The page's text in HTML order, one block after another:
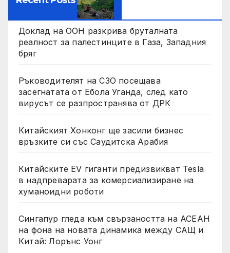
Доклад на ООН разкрива бруталната
реалност за палестинците в Газа, Западния
бряг
Ръководителят на СЗО посещава
засегнатата от Ебола Уганда, след като
вирусът се разпространява от ДРК
Китайският Хонконг ще засили бизнес
връзките си със Саудитска Арабия
Китайските EV гиганти предизвикват Tesla
в надпреварата за комерсиализиране на
хуманоидни роботи
Сингапур гледа към свързаността на АСЕАН
на фона на новата динамика между САЩ и
Китай: Лорънс Уонг